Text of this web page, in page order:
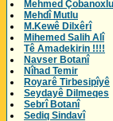
Mehmed Çobanoxlu
Mehdî Mutlu
M.Kewê Dilxêrî
Mihemed Salih Alî
Tê Amadekirin !!!!
Navser Botanî
Nîhad Temir
Royarê Tirbesipîyê
Seydayê Dilmeqes
Sebrî Botanî
Sediq Sindavî